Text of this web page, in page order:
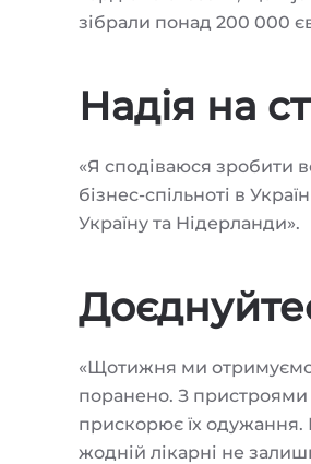
зібрали понад 200 000
Надія на
«Я сподіваюся зробити
бізнес-спільноті в
Україну та Нідерланди».
«Щотижня ми отримуємо
поранено. З
прискорює їх одужання.
жодній лікарні не